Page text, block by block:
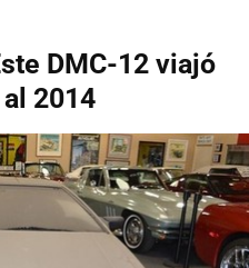
DMC-12 viajó
2014